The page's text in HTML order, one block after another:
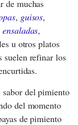
de muchas
, guisos,
ensaladas,
u otros platos
suelen refinar los
sabor del pimiento
del momento
de pimiento